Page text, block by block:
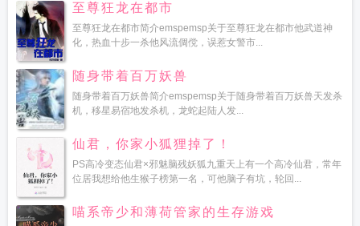
至尊狂龙在都市
至尊狂龙在都市简介emspemsp关于至尊狂龙在都市他武道神
化，热血十步一杀他风流倜傥，误惹女警市...
随身带着百万妖兽
随身带着百万妖兽简介emspemsp关于随身带着百万妖兽天发杀
机，移星易宿地发杀机，龙蛇起陆人发...
仙君，你家小狐狸掉了！
PS高冷变态仙君×邪魅脑残妖狐九重天上有一个高冷仙君，常年
位居我想给他生猴子榜第一名，可他脑子有坑，轮回...
喵系帝少和薄荷管家的生存游戏